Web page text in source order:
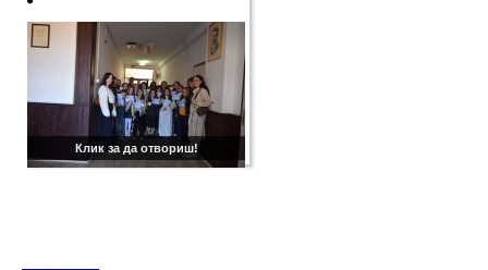
Клик за да отвориш!